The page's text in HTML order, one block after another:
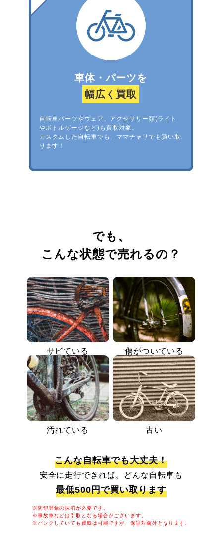
車体・パーツを
幅広く買取
自転車パーツやウェア、アクセサリー類(ライト
やボトルゲージなど)も買取対象。
カスタムした自転車でも、ママチャリでも買い取
ります！
でも、
こんな状態で売れるの？
サビている 傷がついている
汚れている 古い
こんな自転車でも大丈夫！
安全に走行できれば、どんな自転車も
最低500円で買い取ります
※防犯登録の抹消が必要です。
※事故車などは引取となる場合がございます。
※パンクしていても買取は可能ですが、保証対象外となります。